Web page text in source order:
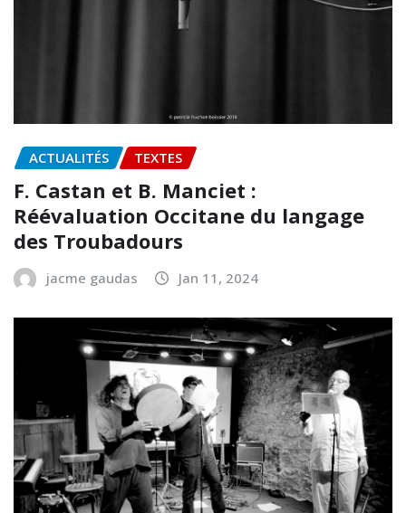
ACTUALITÉS TEXTES
F. Castan et B. Manciet :
Réévaluation Occitane du langage
des Troubadours
jacme gaudas Jan 11, 2024